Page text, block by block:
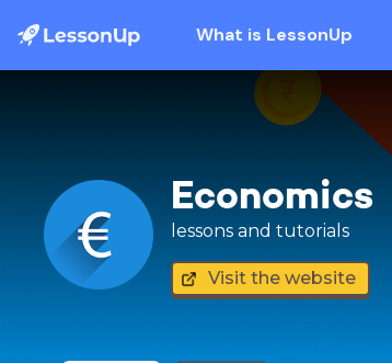
What is LessonUp
Economics
lessons and tutorials
Visit the website